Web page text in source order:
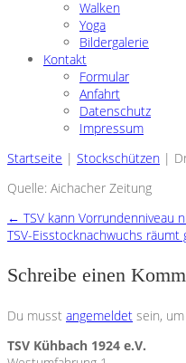
Walken
Yoga
Bildergalerie
Kontakt
Formular
Anfahrt
Datenschutz
Impressum
Startseite | Stockschützen |
Quelle: Aichacher Zeitung
← TSV kann Vorrundenniveau
TSV-Eisstocknachwuchs räumt
Schreibe einen
Du musst angemeldet sein,
TSV Kühbach 1924 e.V.